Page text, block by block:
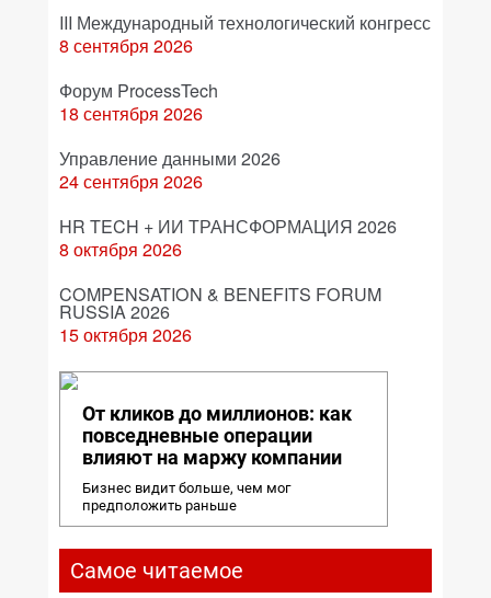
III Международный технологический конгресс
8 сентября 2026
Форум ProcessTech
18 сентября 2026
Управление данными 2026
24 сентября 2026
HR TECH + ИИ ТРАНСФОРМАЦИЯ 2026
8 октября 2026
COMPENSATION & BENEFITS FORUM
RUSSIA 2026
15 октября 2026
От кликов до миллионов: как
повседневные операции
влияют на маржу компании
Бизнес видит больше, чем мог
предположить раньше
Самое читаемое